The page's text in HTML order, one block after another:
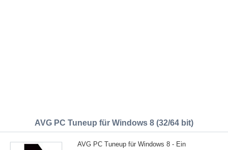
AVG PC Tuneup für Windows 8 (32/64 bit)
AVG PC Tuneup für Windows 8 - Ein